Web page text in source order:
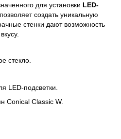
для установки LED-
позволяет создать уникальную
стенки дают возможность
стекло.
LED-подсветки.
Conical Classic W.